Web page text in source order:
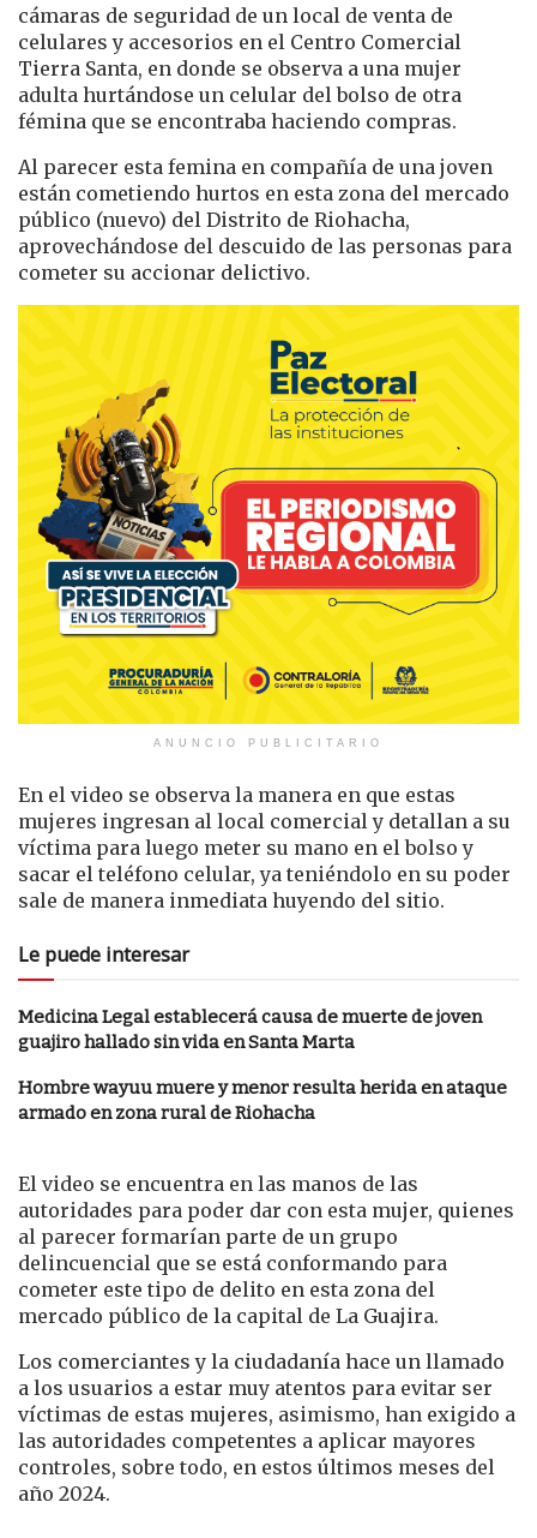
cámaras de seguridad de un local de venta de
celulares y accesorios en el Centro Comercial
Tierra Santa, en donde se observa a una mujer
adulta hurtándose un celular del bolso de otra
fémina que se encontraba haciendo compras.
Al parecer esta femina en compañía de una joven
están cometiendo hurtos en esta zona del mercado
público (nuevo) del Distrito de Riohacha,
aprovechándose del descuido de las personas para
cometer su accionar delictivo.
ANUNCIO PUBLICITARIO
En el video se observa la manera en que estas
mujeres ingresan al local comercial y detallan a su
víctima para luego meter su mano en el bolso y
sacar el teléfono celular, ya teniéndolo en su poder
sale de manera inmediata huyendo del sitio.
Le puede interesar
Medicina Legal establecerá causa de muerte de joven
guajiro hallado sin vida en Santa Marta
Hombre wayuu muere y menor resulta herida en ataque
armado en zona rural de Riohacha
El video se encuentra en las manos de las
autoridades para poder dar con esta mujer, quienes
al parecer formarían parte de un grupo
delincuencial que se está conformando para
cometer este tipo de delito en esta zona del
mercado público de la capital de La Guajira.
Los comerciantes y la ciudadanía hace un llamado
a los usuarios a estar muy atentos para evitar ser
víctimas de estas mujeres, asimismo, han exigido a
las autoridades competentes a aplicar mayores
controles, sobre todo, en estos últimos meses del
año 2024.